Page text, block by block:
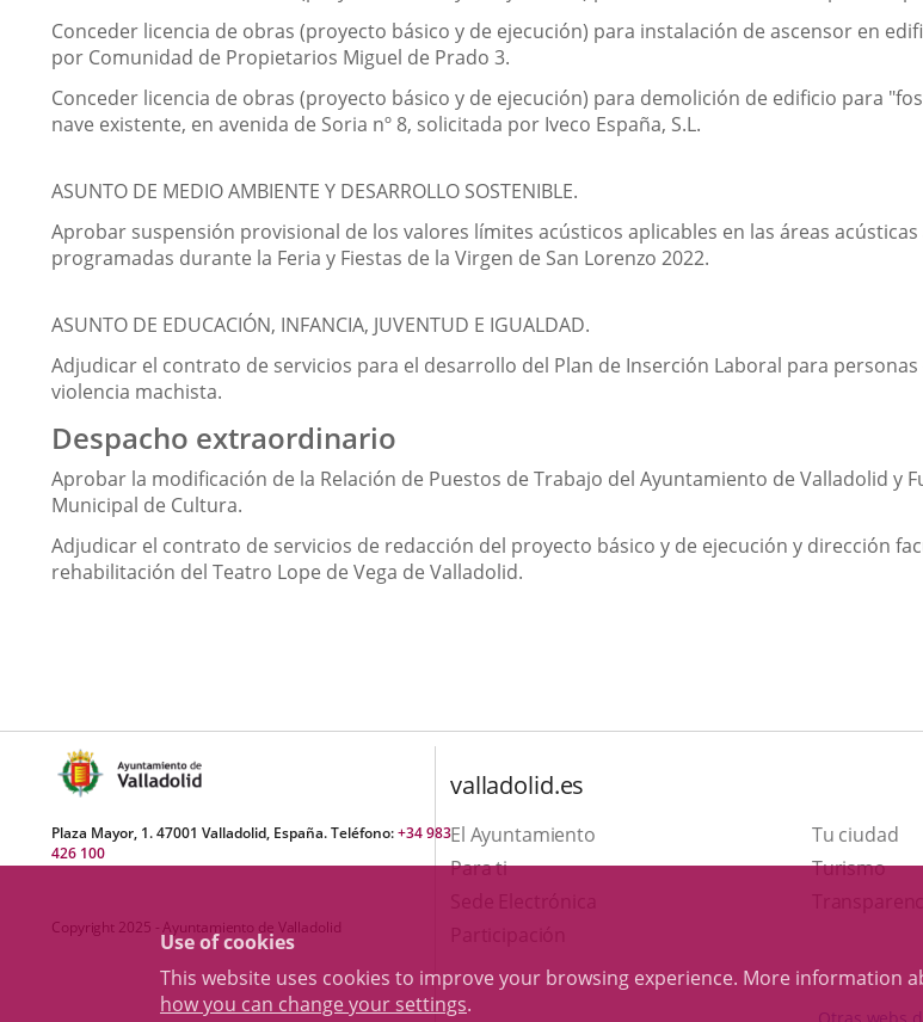
Use of cookies
This website uses cookies to improve your browsing experience. More information
how you can change your settings.
Conceder licencia de obras (proyecto básico y de ejecución) para instalación de ascensor en
por Comunidad de Propietarios Miguel de Prado 3.
Conceder licencia de obras (proyecto básico y de ejecución) para demolición de edificio para
nave existente, en avenida de Soria nº 8, solicitada por Iveco España, S.L.
ASUNTO DE MEDIO AMBIENTE Y DESARROLLO SOSTENIBLE.
Aprobar suspensión provisional de los valores límites acústicos aplicables en las áreas
programadas durante la Feria y Fiestas de la Virgen de San Lorenzo 2022.
ASUNTO DE EDUCACIÓN, INFANCIA, JUVENTUD E IGUALDAD.
Adjudicar el contrato de servicios para el desarrollo del Plan de Inserción Laboral para
violencia machista.
Despacho extraordinario
Aprobar la modificación de la Relación de Puestos de Trabajo del Ayuntamiento de Valladolid y
Municipal de Cultura.
Adjudicar el contrato de servicios de redacción del proyecto básico y de ejecución y dirección
rehabilitación del Teatro Lope de Vega de Valladolid.
Plaza Mayor, 1. 47001 Valladolid, España. Teléfono:+34 983
426 100
Copyright 2025 - Ayuntamiento de Valladolid
valladolid.es
El Ayuntamiento
Tu ciudad
Para ti
TurismoThis
open
external